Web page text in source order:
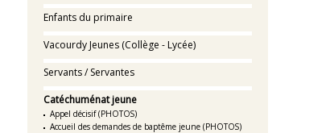
Enfants du primaire
Vacourdy Jeunes (Collège - Lycée)
Servants / Servantes
Catéchuménat jeune
Appel décisif (PHOTOS)
Accueil des demandes de baptême jeune (PHOTOS)